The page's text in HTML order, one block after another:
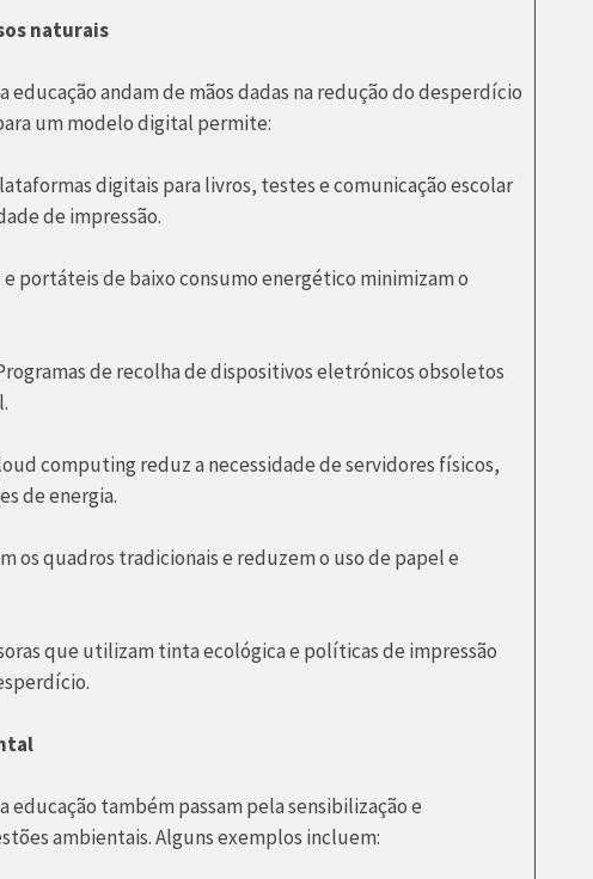
naturais
andam de mãos dadas na redução do desperdício
um modelo digital permite:
digitais para livros, testes e comunicação escolar
de impressão.
portáteis de baixo consumo energético minimizam o
de recolha de dispositivos eletrónicos obsoletos
computing reduz a necessidade de servidores físicos,
de energia.
os quadros tradicionais e reduzem o uso de papel e
que utilizam tinta ecológica e políticas de impressão
também passam pela sensibilização e
ambientais. Alguns exemplos incluem: